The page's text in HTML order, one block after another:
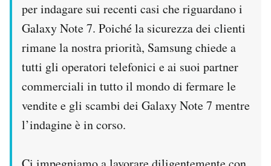
per indagare sui recenti casi che riguardano i
Galaxy Note 7. Poiché la sicurezza dei clienti
rimane la nostra priorità, Samsung chiede a
tutti gli operatori telefonici e ai suoi partner
commerciali in tutto il mondo di fermare le
vendite e gli scambi dei Galaxy Note 7 mentre
l’indagine è in corso.